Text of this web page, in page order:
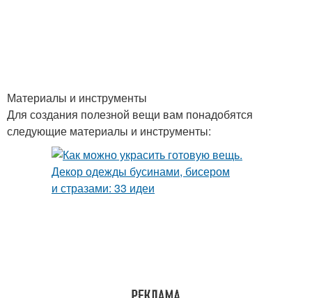
Материалы и инструменты
Для создания полезной вещи вам понадобятся
следующие материалы и инструменты: